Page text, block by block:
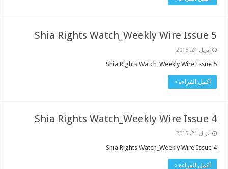
Shia Rights Watch_Weekly Wire Issue 5
أبريل 21, 2015
Shia Rights Watch_Weekly Wire Issue 5
أكمل القراءة »
Shia Rights Watch_Weekly Wire Issue 4
أبريل 21, 2015
Shia Rights Watch_Weekly Wire Issue 4
أكمل القراءة »